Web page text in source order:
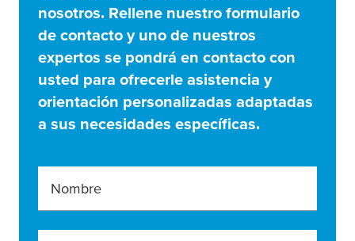
nosotros. Rellene nuestro formulario
de contacto y uno de nuestros
expertos se pondrá en contacto con
usted para ofrecerle asistencia y
orientación personalizadas adaptadas
a sus necesidades específicas.
Nombre